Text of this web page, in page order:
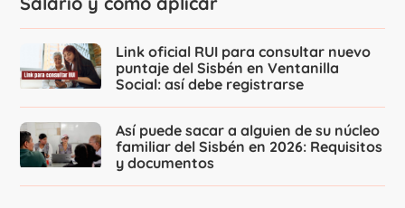
Link oficial RUI para consultar nuevo
puntaje del Sisbén en Ventanilla
Social: así debe registrarse
Así puede sacar a alguien de su núcleo
familiar del Sisbén en 2026: Requisitos
y documentos